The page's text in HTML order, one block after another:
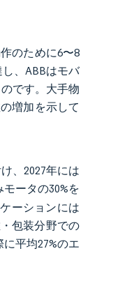
のために6〜8
、ABBはモバ
です。大手物
増加を示して
、2027年には
ータの30%を
ーションには
包装分野での
平均27%のエ